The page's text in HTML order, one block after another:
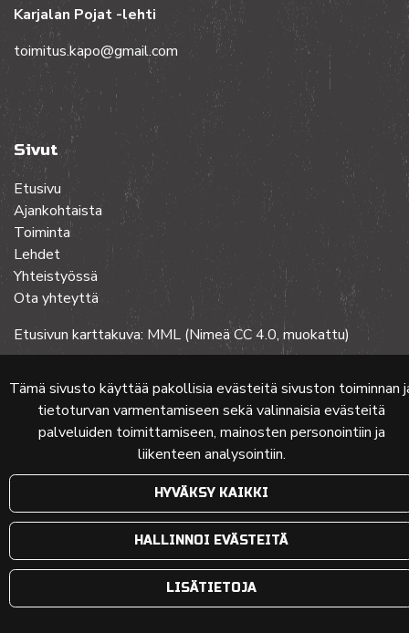
Tämä sivusto käyttää pakollisia evästeitä sivuston toiminnan
tietoturvan varmentamiseen sekä valinnaisia evästeitä
palveluiden toimittamiseen, mainosten personointiin ja
liikenteen analysointiin.
HYVÄKSY KAIKKI
HALLINNOI EVÄSTEITÄ
LISÄTIETOJA
Karjalan Pojat -lehti
toimitus.kapo@gmail.com
Sivut
Etusivu
Ajankohtaista
Toiminta
Lehdet
Yhteistyössä
Ota yhteyttä
Etusivun karttakuva: MML (Nimeä CC 4.0, muokattu)
© 2024 PKMT | Verkkosivu atFlow Oy